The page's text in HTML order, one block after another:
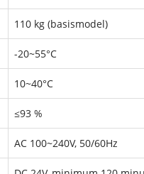
110 kg (basismodel)
-20~55°C
10~40°C
≤93 %
AC 100~240V, 50/60Hz